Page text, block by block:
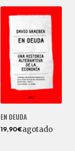
EN DEUDA
19,90€agotado